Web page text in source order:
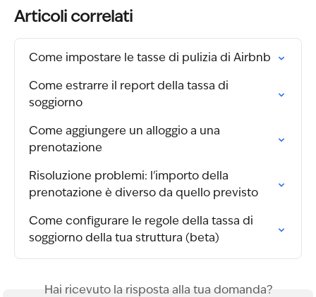
Articoli correlati
Come impostare le tasse di pulizia di Airbnb
Come estrarre il report della tassa di
soggiorno
Come aggiungere un alloggio a una
prenotazione
Risoluzione problemi: l'importo della
prenotazione è diverso da quello previsto
Come configurare le regole della tassa di
soggiorno della tua struttura (beta)
Hai ricevuto la risposta alla tua domanda?